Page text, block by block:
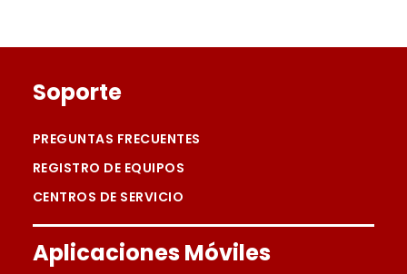
Soporte
PREGUNTAS FRECUENTES
REGISTRO DE EQUIPOS
CENTROS DE SERVICIO
Aplicaciones Móviles